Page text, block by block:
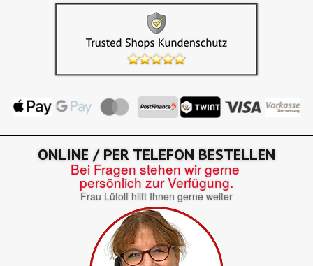
ONLINE / PER TELEFON BESTELLEN
Bei Fragen stehen wir gerne
persönlich zur Verfügung.
Frau Lütolf hilft Ihnen gerne weiter